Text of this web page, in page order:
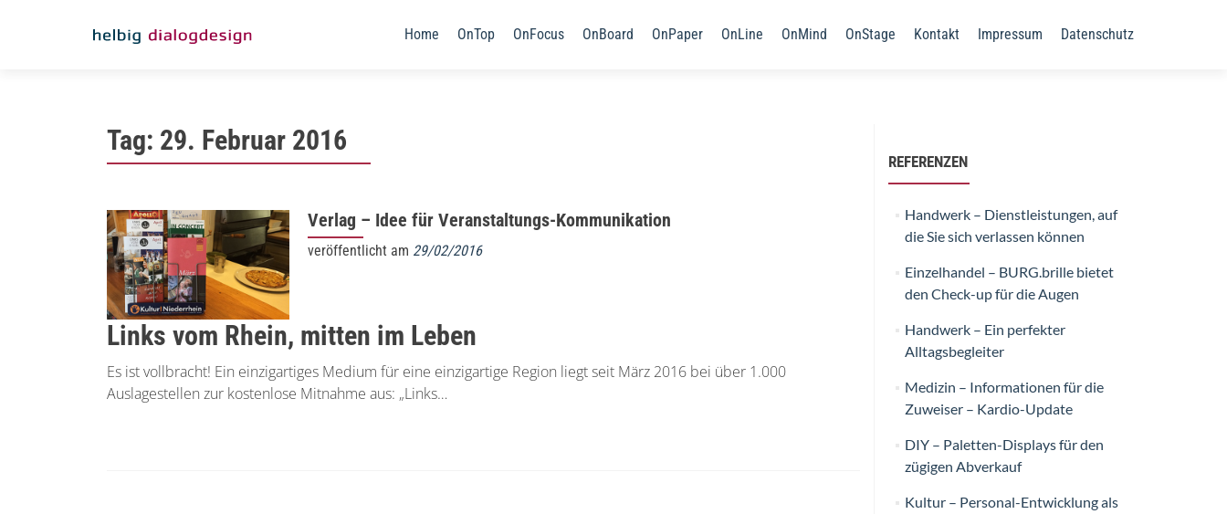
Home OnTop OnFocus OnBoard OnPaper OnLine OnMind OnStage Kontakt Impressum Datenschutz
Tag: 29. Februar 2016
Verlag – Idee für Veranstaltungs-Kommunikation
veröffentlicht am 29/02/2016
Links vom Rhein, mitten im Leben
Es ist vollbracht! Ein einzigartiges Medium für eine einzigartige Region liegt seit März 2016 bei über 1.000
Auslagestellen zur kostenlose Mitnahme aus: „Links…
REFERENZEN
Handwerk – Dienstleistungen, auf
die Sie sich verlassen können
Einzelhandel – BURG.brille bietet
den Check-up für die Augen
Handwerk – Ein perfekter
Alltagsbegleiter
Medizin – Informationen für die
Zuweiser – Kardio-Update
DIY – Paletten-Displays für den
zügigen Abverkauf
Kultur – Personal-Entwicklung als